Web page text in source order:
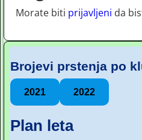
Morate biti prijavljeni da
Brojevi prstenja po
2021 2022
Plan leta